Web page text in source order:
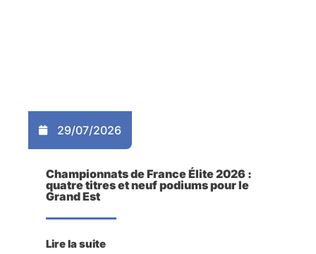
29/07/2026
Championnats de France Élite 2026 :
quatre titres et neuf podiums pour le
Grand Est
Lire la suite